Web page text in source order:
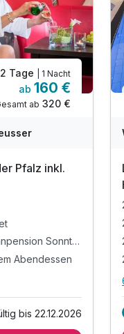
2 Tage | 1 Nacht
ab 160 €
ab 320 €
Pfalz inkl.
1 x Abendessen als 3/4-Verwöhnpension Sonntag
Abendessen
bis 22.12.2026